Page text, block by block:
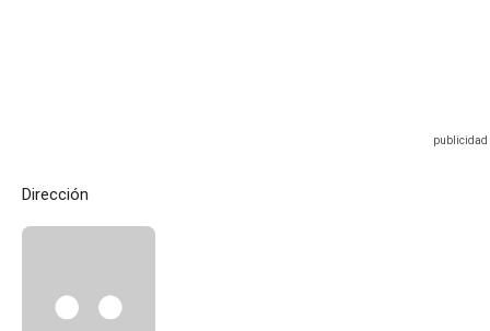
Dirección